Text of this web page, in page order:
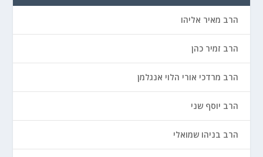
הרב מאיר אליהו
הרב זמיר כהן
הרב מרדכי אורי הלוי אנגלמן
הרב יוסף שני
הרב בניהו שמואלי